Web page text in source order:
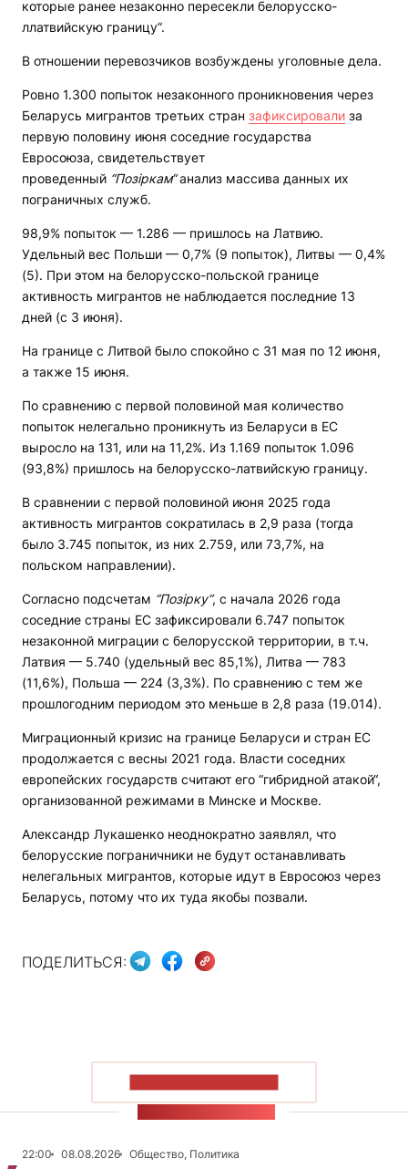
которые ранее незаконно пересекли белорусско-
ллатвийскую границу”.
В отношении перевозчиков возбуждены уголовные дела.
Ровно 1.300 попыток незаконного проникновения через
Беларусь мигрантов третьих стран зафиксировали за
первую половину июня соседние государства
Евросоюза, свидетельствует
проведенный “Позіркам“анализ массива данных их
пограничных служб.
98,9% попыток — 1.286 — пришлось на Латвию.
Удельный вес Польши — 0,7% (9 попыток), Литвы — 0,4%
(5). При этом на белорусско-польской границе
активность мигрантов не наблюдается последние 13
дней (с 3 июня).
На границе с Литвой было спокойно с 31 мая по 12 июня,
а также 15 июня.
По сравнению с первой половиной мая количество
попыток нелегально проникнуть из Беларуси в ЕС
выросло на 131, или на 11,2%. Из 1.169 попыток 1.096
(93,8%) пришлось на белорусско-латвийскую границу.
В сравнении с первой половиной июня 2025 года
активность мигрантов сократилась в 2,9 раза (тогда
было 3.745 попыток, из них 2.759, или 73,7%, на
польском направлении).
Согласно подсчетам “Позірку“, с начала 2026 года
соседние страны ЕС зафиксировали 6.747 попыток
незаконной миграции с белорусской территории, в т.ч.
Латвия — 5.740 (удельный вес 85,1%), Литва — 783
(11,6%), Польша — 224 (3,3%). По сравнению с тем же
прошлогодним периодом это меньше в 2,8 раза (19.014).
Миграционный кризис на границе Беларуси и стран ЕС
продолжается с весны 2021 года. Власти соседних
европейских государств считают его “гибридной атакой“,
организованной режимами в Минске и Москве.
Александр Лукашенко неоднократно заявлял, что
белорусские пограничники не будут останавливать
нелегальных мигрантов, которые идут в Евросоюз через
Беларусь, потому что их туда якобы позвали.
ПОДЕЛИТЬСЯ:
22:00 08.08.2026
Общество, Политика